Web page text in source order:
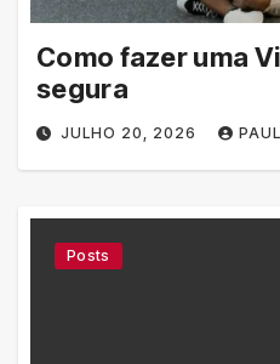
Como fazer uma
segura
JULHO 20, 2026
Posts